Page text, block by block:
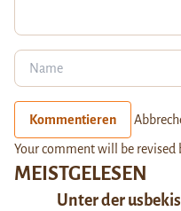
MEISTGELESEN
Unter der
Kommentieren
Your comment will be revised